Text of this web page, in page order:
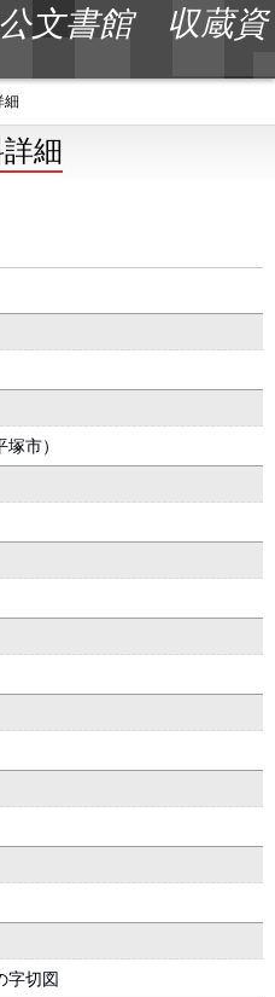
文書館 収蔵資
細
細
市）
字切図